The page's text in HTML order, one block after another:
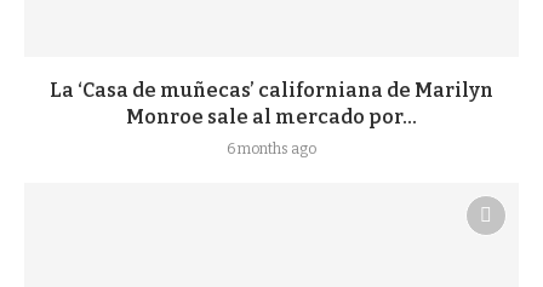
La ‘Casa de muñecas’ californiana de Marilyn
Monroe sale al mercado por...
6 months ago